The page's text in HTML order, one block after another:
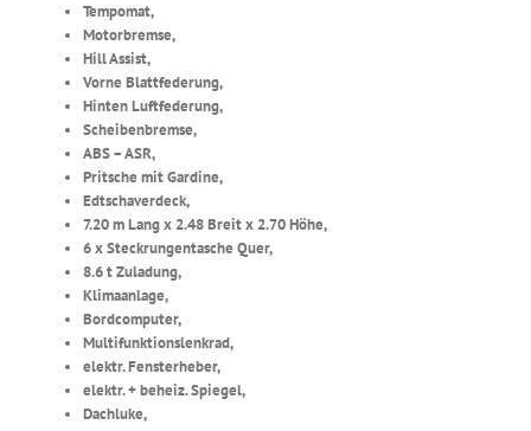
Tempomat,
Motorbremse,
Hill Assist,
Vorne Blattfederung,
Hinten Luftfederung,
Scheibenbremse,
ABS – ASR,
Pritsche mit Gardine,
Edtschaverdeck,
7.20 m Lang x 2.48 Breit x 2.70 Höhe,
6 x Steckrungentasche Quer,
8.6 t Zuladung,
Klimaanlage,
Bordcomputer,
Multifunktionslenkrad,
elektr. Fensterheber,
elektr. + beheiz. Spiegel,
Dachluke,